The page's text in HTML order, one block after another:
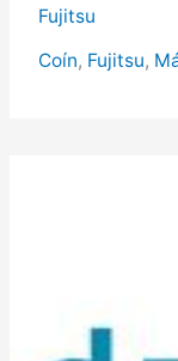
Coín,
Servicio
Fujitsu
Coín, Fujitsu,